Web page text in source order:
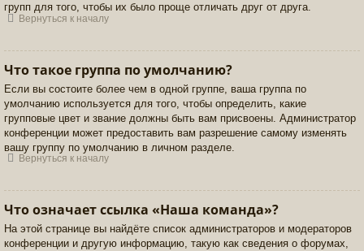
групп для того, чтобы их было проще отличать друг от друга.
Вернуться к началу
Что такое группа по умолчанию?
Если вы состоите более чем в одной группе, ваша группа по
умолчанию используется для того, чтобы определить, какие
групповые цвет и звание должны быть вам присвоены. Администратор
конференции может предоставить вам разрешение самому изменять
вашу группу по умолчанию в личном разделе.
Вернуться к началу
Что означает ссылка «Наша команда»?
На этой странице вы найдёте список администраторов и модераторов
конференции и другую информацию, такую как сведения о форумах,